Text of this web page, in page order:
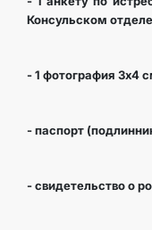
Консульском
- 1 фотография 3х4
- паспорт
- свидетельство о